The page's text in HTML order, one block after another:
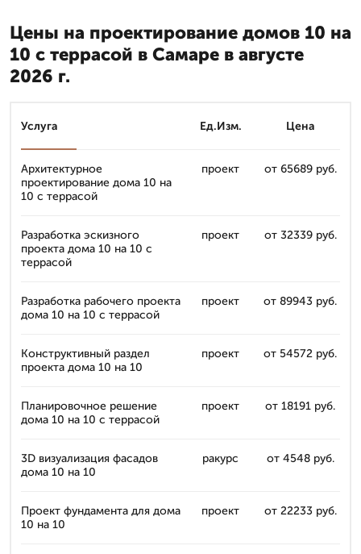
Цены на проектирование домов 10 на
10 с террасой в Самаре в августе
2026 г.
Услуга Ед.Изм. Цена
Архитектурное
проектирование дома 10 на
10 с террасой
проект от 65689 руб.
Разработка эскизного
проекта дома 10 на 10 с
террасой
проект от 32339 руб.
Разработка рабочего проекта
дома 10 на 10 с террасой
проект от 89943 руб.
Конструктивный раздел
проекта дома 10 на 10
проект от 54572 руб.
Планировочное решение
дома 10 на 10 с террасой
проект от 18191 руб.
3D визуализация фасадов
дома 10 на 10
ракурс от 4548 руб.
Проект фундамента для дома
10 на 10
проект от 22233 руб.